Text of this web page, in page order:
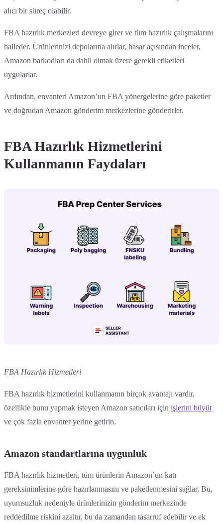
alıcı bir süreç olabilir.
FBA hazırlık merkezleri devreye girer ve tüm hazırlık çalışmalarını
halleder. Ürünlerinizi depolarına alırlar, hasar açısından inceler,
Amazon barkodları da dahil olmak üzere gerekli etiketleri
uygularlar.
Ardından, envanteri Amazon’un FBA yönergelerine göre paketler
ve doğrudan Amazon gönderim merkezlerine gönderirler.
FBA Hazırlık Hizmetlerini
Kullanmanın Faydaları
FBA Hazırlık Hizmetleri
FBA hazırlık hizmetlerini kullanmanın birçok avantajı vardır,
özellikle bunu yapmak isteyen Amazon satıcıları için işlerini büyüt
ve çok fazla envanter yerine getirin.
Amazon standartlarına uygunluk
FBA hazırlık hizmetleri, tüm ürünlerin Amazon’un katı
gereksinimlerine göre hazırlanmasını ve paketlenmesini sağlar. Bu,
uyumsuzluk nedeniyle ürünlerinizin gönderim merkezinde
reddedilme riskini azaltır, bu da zamandan tasarruf edebilir ve ek